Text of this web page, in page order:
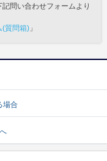
問い合わせフォームより
(質問箱) 」
場合